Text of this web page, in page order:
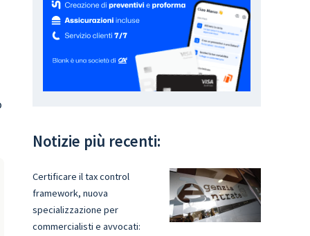
Notizie più recenti:
Certificare il tax control
framework, nuova
specializzazione per
commercialisti e avvocati: